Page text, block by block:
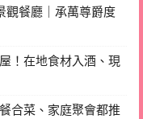
觀餐廳｜承萬尊爵度
！在地食材入酒、現
合菜、家庭聚會都推